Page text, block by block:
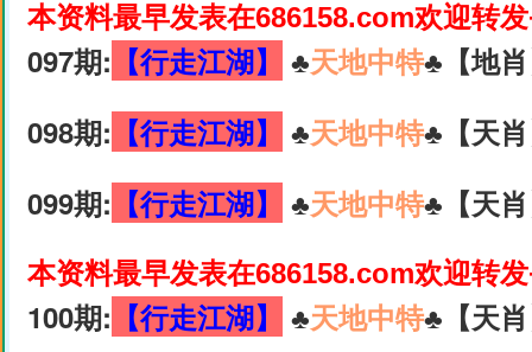
本资料最早发表在686158.com欢迎转
097期: 【行走江湖】 ♣️天地中特♣️【地
098期: 【行走江湖】 ♣️天地中特♣️【天
099期: 【行走江湖】 ♣️天地中特♣️【天
本资料最早发表在686158.com欢迎转
100期: 【行走江湖】 ♣️天地中特♣️【天